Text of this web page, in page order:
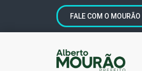
FALE COM O MOURÃO